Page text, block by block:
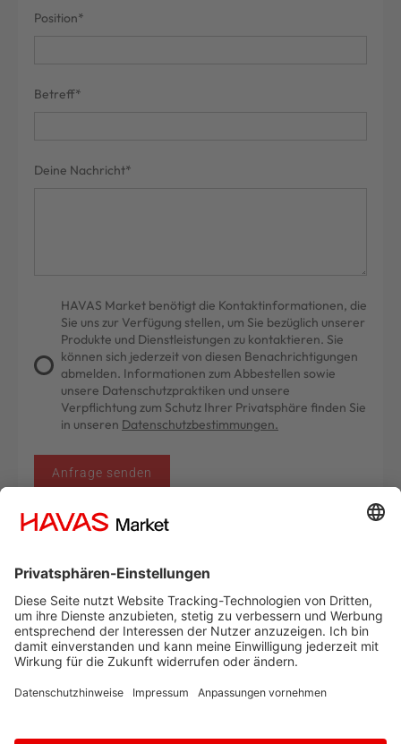
Position*
Betreff*
Deine Nachricht*
HAVAS Market benötigt die Kontaktinformationen, die
Sie uns zur Verfügung stellen, um Sie bezüglich unserer
Produkte und Dienstleistungen zu kontaktieren. Sie
können sich jederzeit von diesen Benachrichtigungen
abmelden. Informationen zum Abbestellen sowie
unsere Datenschutzpraktiken und unsere
Verpflichtung zum Schutz Ihrer Privatsphäre finden Sie
in unseren Datenschutzbestimmungen.
Anfrage senden
KONTAKT
+49 40 399 278 0
info_de@havasmarket.com
HAVAS Market